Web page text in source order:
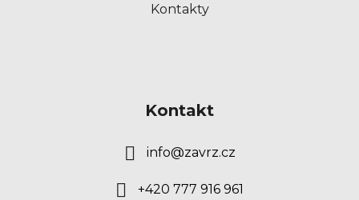
Kontakty
Kontakt
info@zavrz.cz
+420 777 916 961